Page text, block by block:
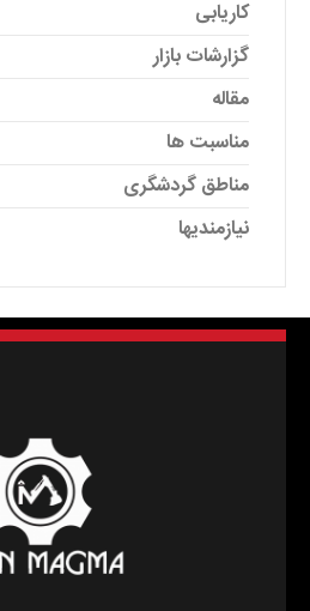
کاریابی
گزارشات بازار
مقاله
مناسبت ها
مناطق گردشگری
نیازمندیها